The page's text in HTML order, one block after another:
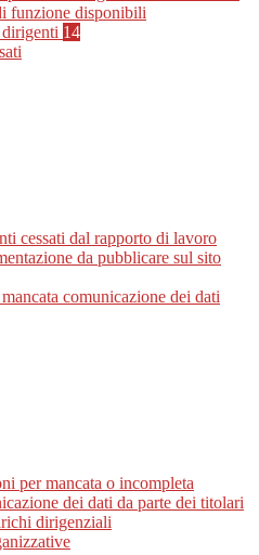
funzione disponibili
14
cessati dal rapporto di lavoro
da pubblicare sul sito
comunicazione dei dati
per mancata o incompleta
dei dati da parte dei titolari
dirigenziali